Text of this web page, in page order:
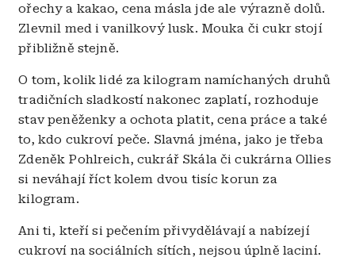
ořechy a kakao, cena másla jde ale výrazně dolů.
Zlevnil med i vanilkový lusk. Mouka či cukr stojí
přibližně stejně.
O tom, kolik lidé za kilogram namíchaných druhů
tradičních sladkostí nakonec zaplatí, rozhoduje
stav peněženky a ochota platit, cena práce a také
to, kdo cukroví peče. Slavná jména, jako je třeba
Zdeněk Pohlreich, cukrář Skála či cukrárna Ollies
si neváhají říct kolem dvou tisíc korun za
kilogram.
Ani ti, kteří si pečením přivydělávají a nabízejí
cukroví na sociálních sítích, nejsou úplně laciní.